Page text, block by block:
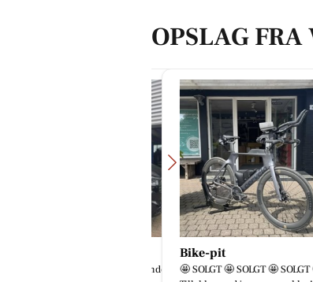
OPSLAG
Bike-pit
🤩 SOLGT 🤩 SOLGT 🤩 SOLGT 🤩